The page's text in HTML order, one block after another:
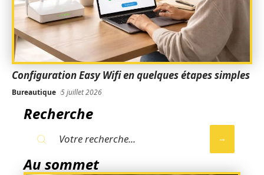
Configuration Easy Wifi en quelques étapes simples
Bureautique 5 juillet 2026
Recherche
Au sommet